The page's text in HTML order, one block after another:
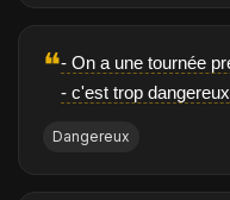
❝- On a une tournée
- c'est trop
Dangereux